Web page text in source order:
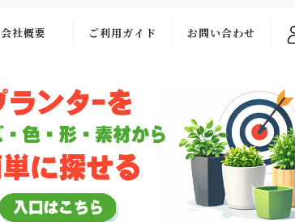
会社概要 ご利用ガイド
お支払い・送料
お問い合わせ
よくある質問